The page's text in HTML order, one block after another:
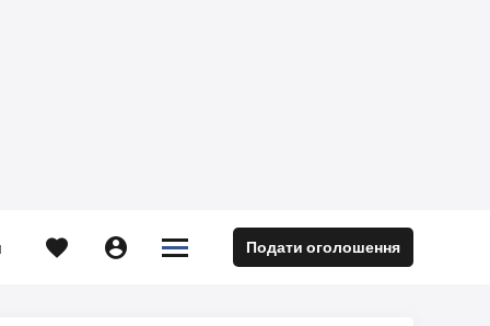
  

 Подати оголошення